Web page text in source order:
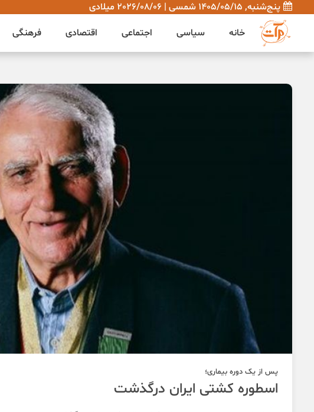
پنج‌شنبه, 1405/05/15 شمسی | 2026/08/06 میلادی
خانه
سیاسی اجتماعی اقتصادی فرهنگی
پس از یک دوره بیماری؛
اسطوره کشتی ایران درگذشت